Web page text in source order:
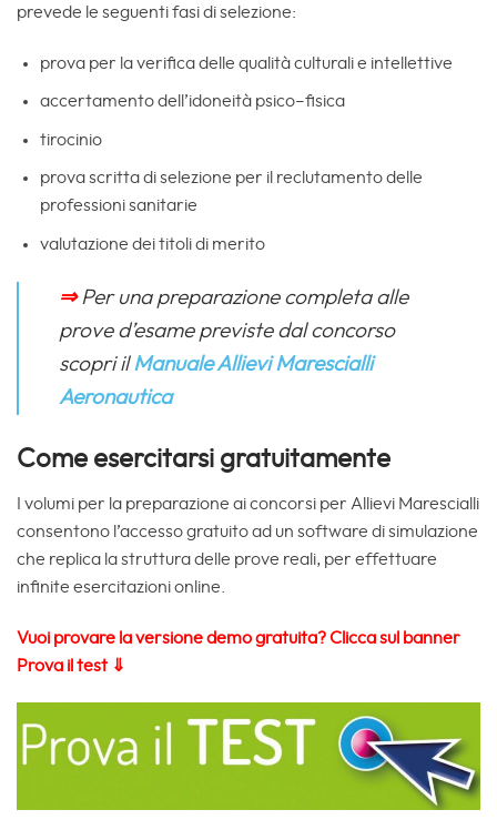
prevede le seguenti fasi di selezione:
prova per la verifica delle qualità culturali e intellettive
accertamento dell’idoneità psico–fisica
tirocinio
prova scritta di selezione per il reclutamento delle
professioni sanitarie
valutazione dei titoli di merito
⇒Per una preparazione completa alle
prove d’esame previste dal concorso
scopri ilManuale Allievi Marescialli
Aeronautica
Come esercitarsi gratuitamente
I volumi per la preparazione ai concorsi per Allievi Marescialli
consentono l’accesso gratuito ad un software di simulazione
che replica la struttura delle prove reali, per effettuare
infinite esercitazioni online.
Vuoi provare la versione demo gratuita? Clicca sul banner
Prova il test ⇓